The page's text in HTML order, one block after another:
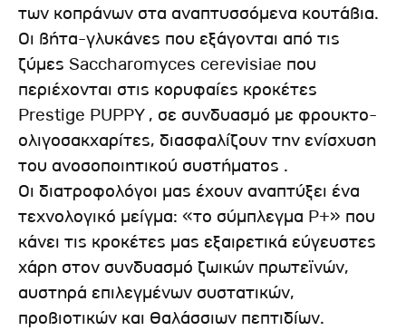
των κοπράνων στα αναπτυσσόμενα κουτάβια.
Οι βήτα-γλυκάνες που εξάγονται από τις
ζύμες Saccharomyces cerevisiae που
περιέχονται στις κορυφαίες κροκέτες
Prestige PUPPY , σε συνδυασμό με φρουκτο-
ολιγοσακχαρίτες, διασφαλίζουν την ενίσχυση
του ανοσοποιητικού συστήματος .
Οι διατροφολόγοι μας έχουν αναπτύξει ένα
τεχνολογικό μείγμα: «το σύμπλεγμα P+» που
κάνει τις κροκέτες μας εξαιρετικά εύγευστες
χάρη στον συνδυασμό ζωικών πρωτεϊνών,
αυστηρά επιλεγμένων συστατικών,
προβιοτικών και θαλάσσιων πεπτιδίων.